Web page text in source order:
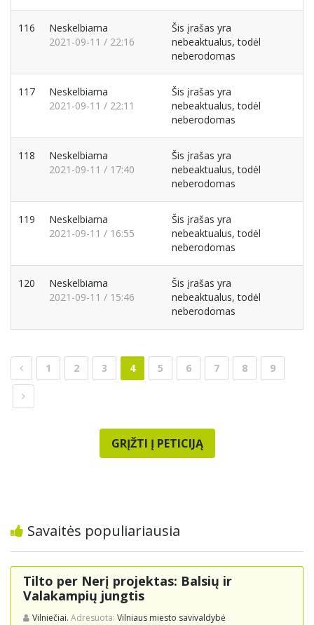
116
Neskelbiama
2021-09-11 / 22:16
Šis įrašas yra
nebeaktualus, todėl
neberodomas
117
Neskelbiama
2021-09-11 / 22:11
Šis įrašas yra
nebeaktualus, todėl
neberodomas
118
Neskelbiama
2021-09-11 / 17:40
Šis įrašas yra
nebeaktualus, todėl
neberodomas
119
Neskelbiama
2021-09-11 / 16:55
Šis įrašas yra
nebeaktualus, todėl
neberodomas
120
Neskelbiama
2021-09-11 / 15:46
Šis įrašas yra
nebeaktualus, todėl
neberodomas
1 2 3 4 5 6 7 8 9
GRĮŽTI Į PETICIJĄ
Savaitės populiariausia
Tilto per Nerį projektas: Balsių ir
Valakampių jungtis
Vilniečiai. Adresuota: Vilniaus miesto savivaldybė